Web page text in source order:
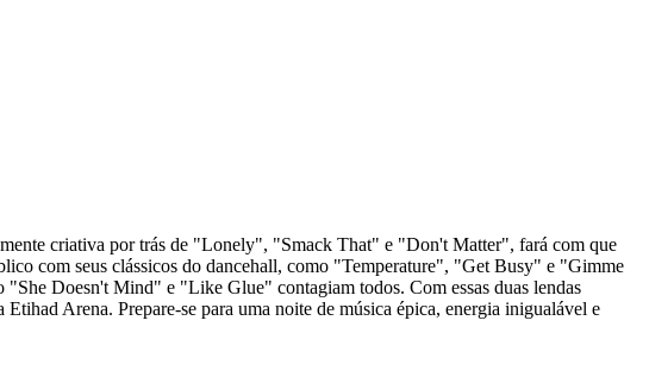
criativa por trás de "Lonely", "Smack That" e "Don't Matter", fará com que
com seus clássicos do dancehall, como "Temperature", "Get Busy" e "Gimme
Doesn't Mind" e "Like Glue" contagiam todos. Com essas duas lendas
Arena. Prepare-se para uma noite de música épica, energia inigualável e